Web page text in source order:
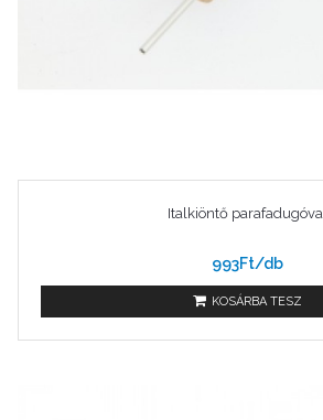
Italkiöntő parafadugóval
993Ft/db
KOSÁRBA TESZ